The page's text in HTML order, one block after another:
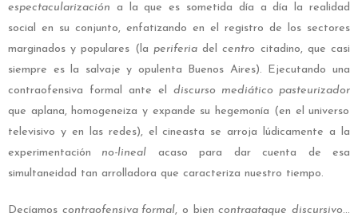
espectacularización a la que es sometida día a día la realidad
social en su conjunto, enfatizando en el registro de los sectores
marginados y populares (la periferiadelcentro citadino, que casi
siempre es la salvaje y opulenta Buenos Aires).
Ejecutando una
contraofensiva formal ante el discurso mediático pasteurizador
que aplana, homogeneiza y expande su hegemonía (en el universo
televisivo y en las redes), el cineasta se arroja lúdicamente a la
experimentación no-lineal acaso para dar cuenta de esa
simultaneidad tan arrolladora que caracteriza nuestro tiempo.
Decíamos contraofensiva formal, o biencontraataque discursivo…